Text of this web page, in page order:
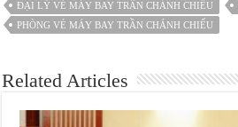
ĐẠI LÝ VÉ MÁY BAY TRẦN CHÁNH CHIẾU
PHÒNG VÉ MÁY BAY TRẦN CHÁNH CHIẾU
Related Articles